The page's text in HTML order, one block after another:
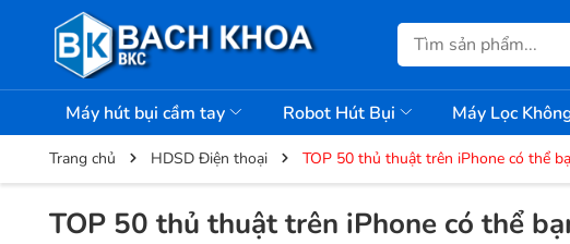
Máy hút bụi cầm tay Robot Hút Bụi Máy Lọc
Trang chủ HDSD Điện thoại TOP 50 thủ thuật trên iPhone có thể
TOP 50 thủ thuật trên iPhone có thể